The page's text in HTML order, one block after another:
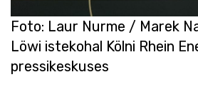
Foto: Laur Nurme / Marek
Löwi istekohal Kölni Rhein
pressikeskuses